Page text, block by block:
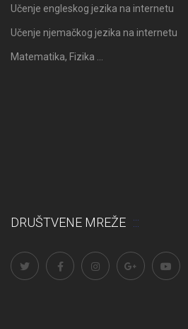
Učenje engleskog jezika na internetu
Učenje njemačkog jezika na internetu
Matematika, Fizika …
DRUŠTVENE MREŽE